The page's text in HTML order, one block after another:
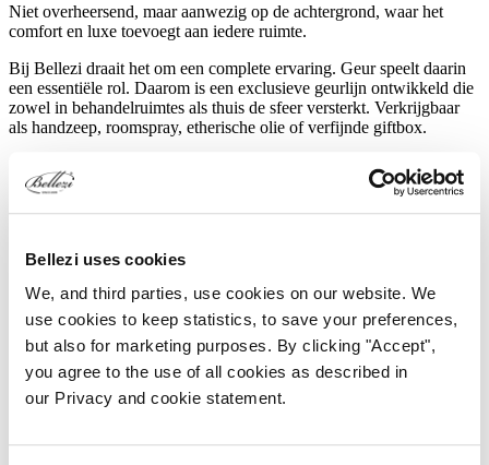
Bellezi uses cookies
We, and third parties, use cookies on our website. We
use cookies to keep statistics, to save your preferences,
but also for marketing purposes. By clicking "Accept",
you agree to the use of all cookies as described in
our Privacy and cookie statement.
Niet overheersend, maar aanwezig op de achtergrond, waar het
comfort en luxe toevoegt aan iedere ruimte.
Bij Bellezi draait het om een complete ervaring. Geur speelt daarin
een essentiële rol. Daarom is een exclusieve geurlijn ontwikkeld die
zowel in behandelruimtes als thuis de sfeer versterkt. Verkrijgbaar
als handzeep, roomspray, etherische olie of verfijnde giftbox.
Brochure ontvangen